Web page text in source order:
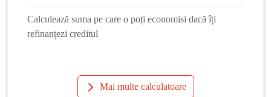
Calculează suma pe care o poți economisi dacă îți
refinanțezi creditul
Mai multe calculatoare